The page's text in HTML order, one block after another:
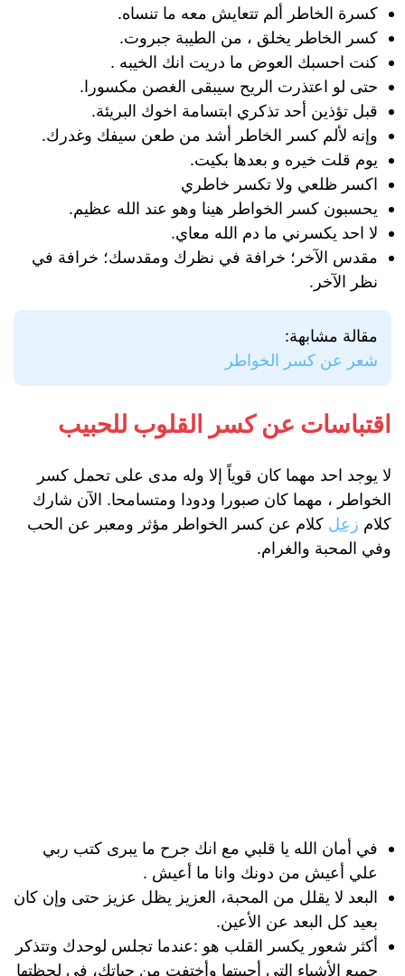
كسرة الخاطر ألم تتعايش معه ما تنساه.
كسر الخاطر يخلق ، من الطيبة جبروت.
كنت احسبك العوض ما دريت انك الخيبه .
حتى لو اعتذرت الريح سيبقى الغصن مكسورا.
قبل تؤذين أحد تذكري ابتسامة اخوك البريئة.
وإنه لألم كسر الخاطر أشد من طعن سيفك وغدرك.
يوم قلت خيره و بعدها بكيت.
اكسر ظلعي ولا تكسر خاطري
يحسبون كسر الخواطر هينا وهو عند الله عظيم.
لا احد يكسرني ما دم الله معاي.
مقدس الآخر؛ خرافة في نظرك ومقدسك؛ خرافة في
نظر الآخر.
مقالة مشابهة:
شعر عن كسر الخواطر
اقتباسات عن كسر القلوب للحبيب
لا يوجد احد مهما كان قوياً إلا وله مدى على تحمل كسر
الخواطر ، مهما كان صبورا ودودا ومتسامحا. الآن شارك
كلام زعل كلام عن كسر الخواطر مؤثر ومعبر عن الحب
وفي المحبة والغرام.
في أمان الله يا قلبي مع انك جرح ما يبرى كتب ربي
علي أعيش من دونك وانا ما أعيش .
البعد لا يقلل من المحبة، العزيز يظل عزيز حتى وإن كان
بعيد كل البعد عن الأعين.
أكثر شعور يكسر القلب هو :عندما تجلس لوحدك وتتذكر
جميع الأشياء التي أحببتها وأختفت من حياتك، في لحظتها